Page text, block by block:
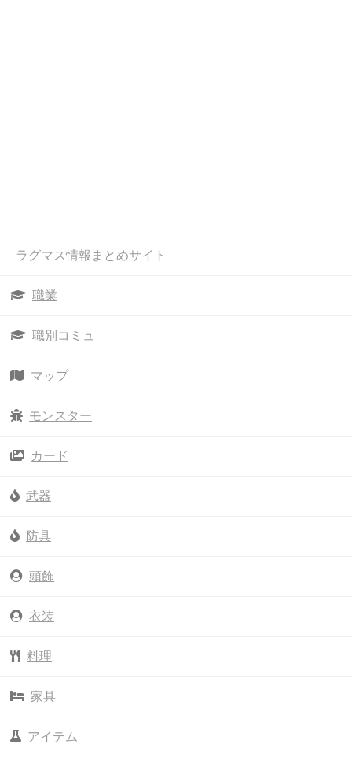
ラグマス情報まとめサイト
職業
職別コミュ
マップ
モンスター
カード
武器
防具
頭飾
衣装
料理
家具
アイテム